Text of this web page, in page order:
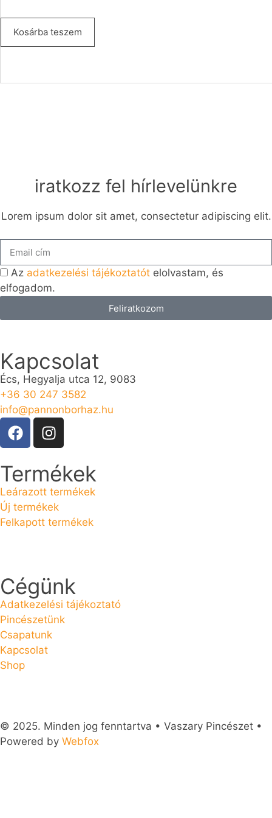
és
alapjánKosárba teszem
iratkozz fel hírlevelünkre
Lorem ipsum dolor sit amet, consectetur adipiscing elit.
Az adatkezelési tájékoztatót elolvastam, és
elfogadom.
Feliratkozom
Kapcsolat
Écs, Hegyalja utca 12, 9083
+36 30 247 3582
info@pannonborhaz.hu
Termékek
Leárazott termékek
Új termékek
Felkapott termékek
Cégünk
Adatkezelési tájékoztató
Pincészetünk
Csapatunk
Kapcsolat
Shop
© 2025. Minden jog fenntartva • Vaszary Pincészet •
Powered by Webfox